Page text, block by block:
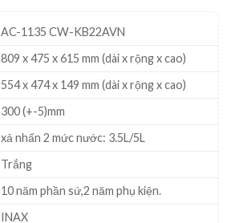
AC-1135 CW-KB22AVN
809 x 475 x 615 mm (dài x rộng x cao)
554 x 474 x 149 mm (dài x rộng x cao)
300 (+-5)mm
xả nhấn 2 mức nước: 3.5L/5L
Trắng
10 năm phần sứ,2 năm phụ kiện.
INAX